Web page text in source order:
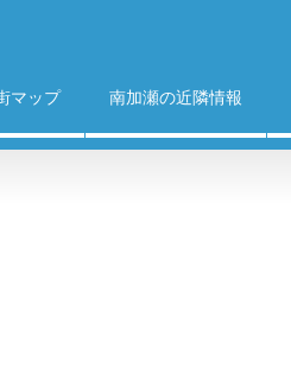
マップ 南加瀬の近隣情報